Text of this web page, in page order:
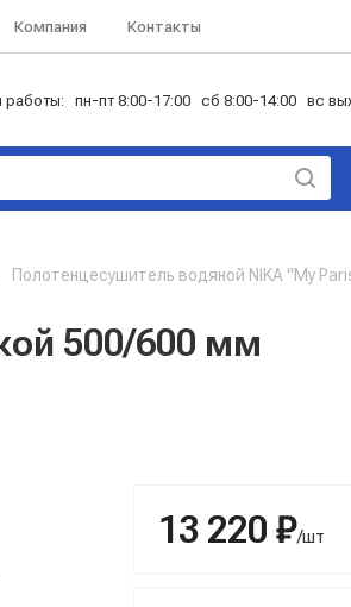
Компания Контакты
работы: пн-пт 8:00-17:00 сб 8:00-14:00 вс
Полотенцесушитель водяной NIKA "My
500/600 мм
13 220 ₽/шт